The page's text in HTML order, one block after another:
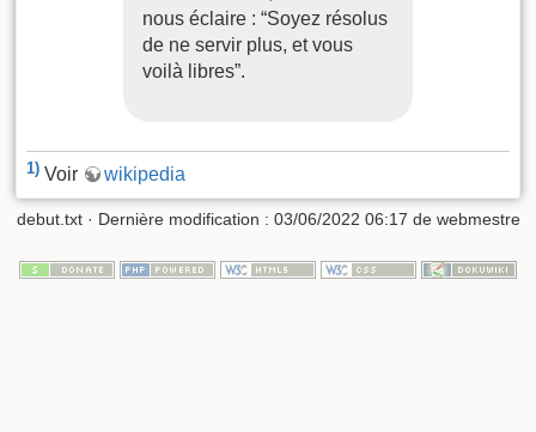
nous éclaire : “Soyez résolus
de ne servir plus, et vous
voilà libres”.
1) Voir wikipedia
debut.txt · Dernière modification : 03/06/2022 06:17 de webmestre